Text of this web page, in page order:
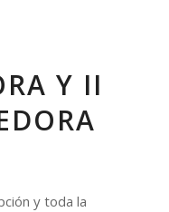
Y II
y toda la